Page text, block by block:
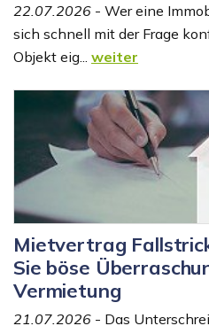
22.07.2026 - Wer eine
sich schnell mit der Frage
Objekt eig... weiter
Mietvertrag
Sie böse
Vermietung
21.07.2026 - Das